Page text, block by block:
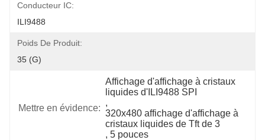
Conducteur IC:
ILI9488
Poids De Produit:
35 (g)
Mettre en évidence:
Affichage d'affichage à cristaux
liquides d'ILI9488 SPI
,
320x480 affichage d'affichage à
cristaux liquides de Tft de 3
, 5 pouces